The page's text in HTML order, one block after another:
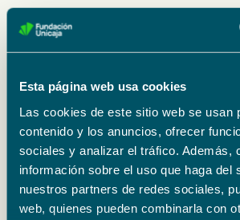
Esta página web usa cookies
Las cookies de este sitio web se usan
contenido y los anuncios, ofrecer
sociales y analizar el tráfico. Además,
información sobre el uso que haga del
nuestros partners de redes sociales,
web, quienes pueden combinarla con
Fundación Unicaja impulsa la
taller de carpintería para
discapacidad de Upacesur
Fundación Unicaja impulsa la
taller de carpintería para
discapacidad de Upacesur. El